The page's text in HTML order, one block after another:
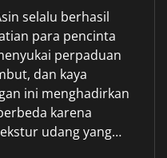
selalu berhasil
para pencinta
perpaduan
dan kaya
ini menghadirkan
karena
udang yang…